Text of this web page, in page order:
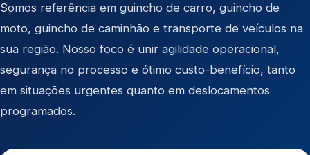
Somos referência em guincho de carro, guincho de
moto, guincho de caminhão e transporte de veículos na
sua região. Nosso foco é unir agilidade operacional,
segurança no processo e ótimo custo-benefício, tanto
em situações urgentes quanto em deslocamentos
programados.